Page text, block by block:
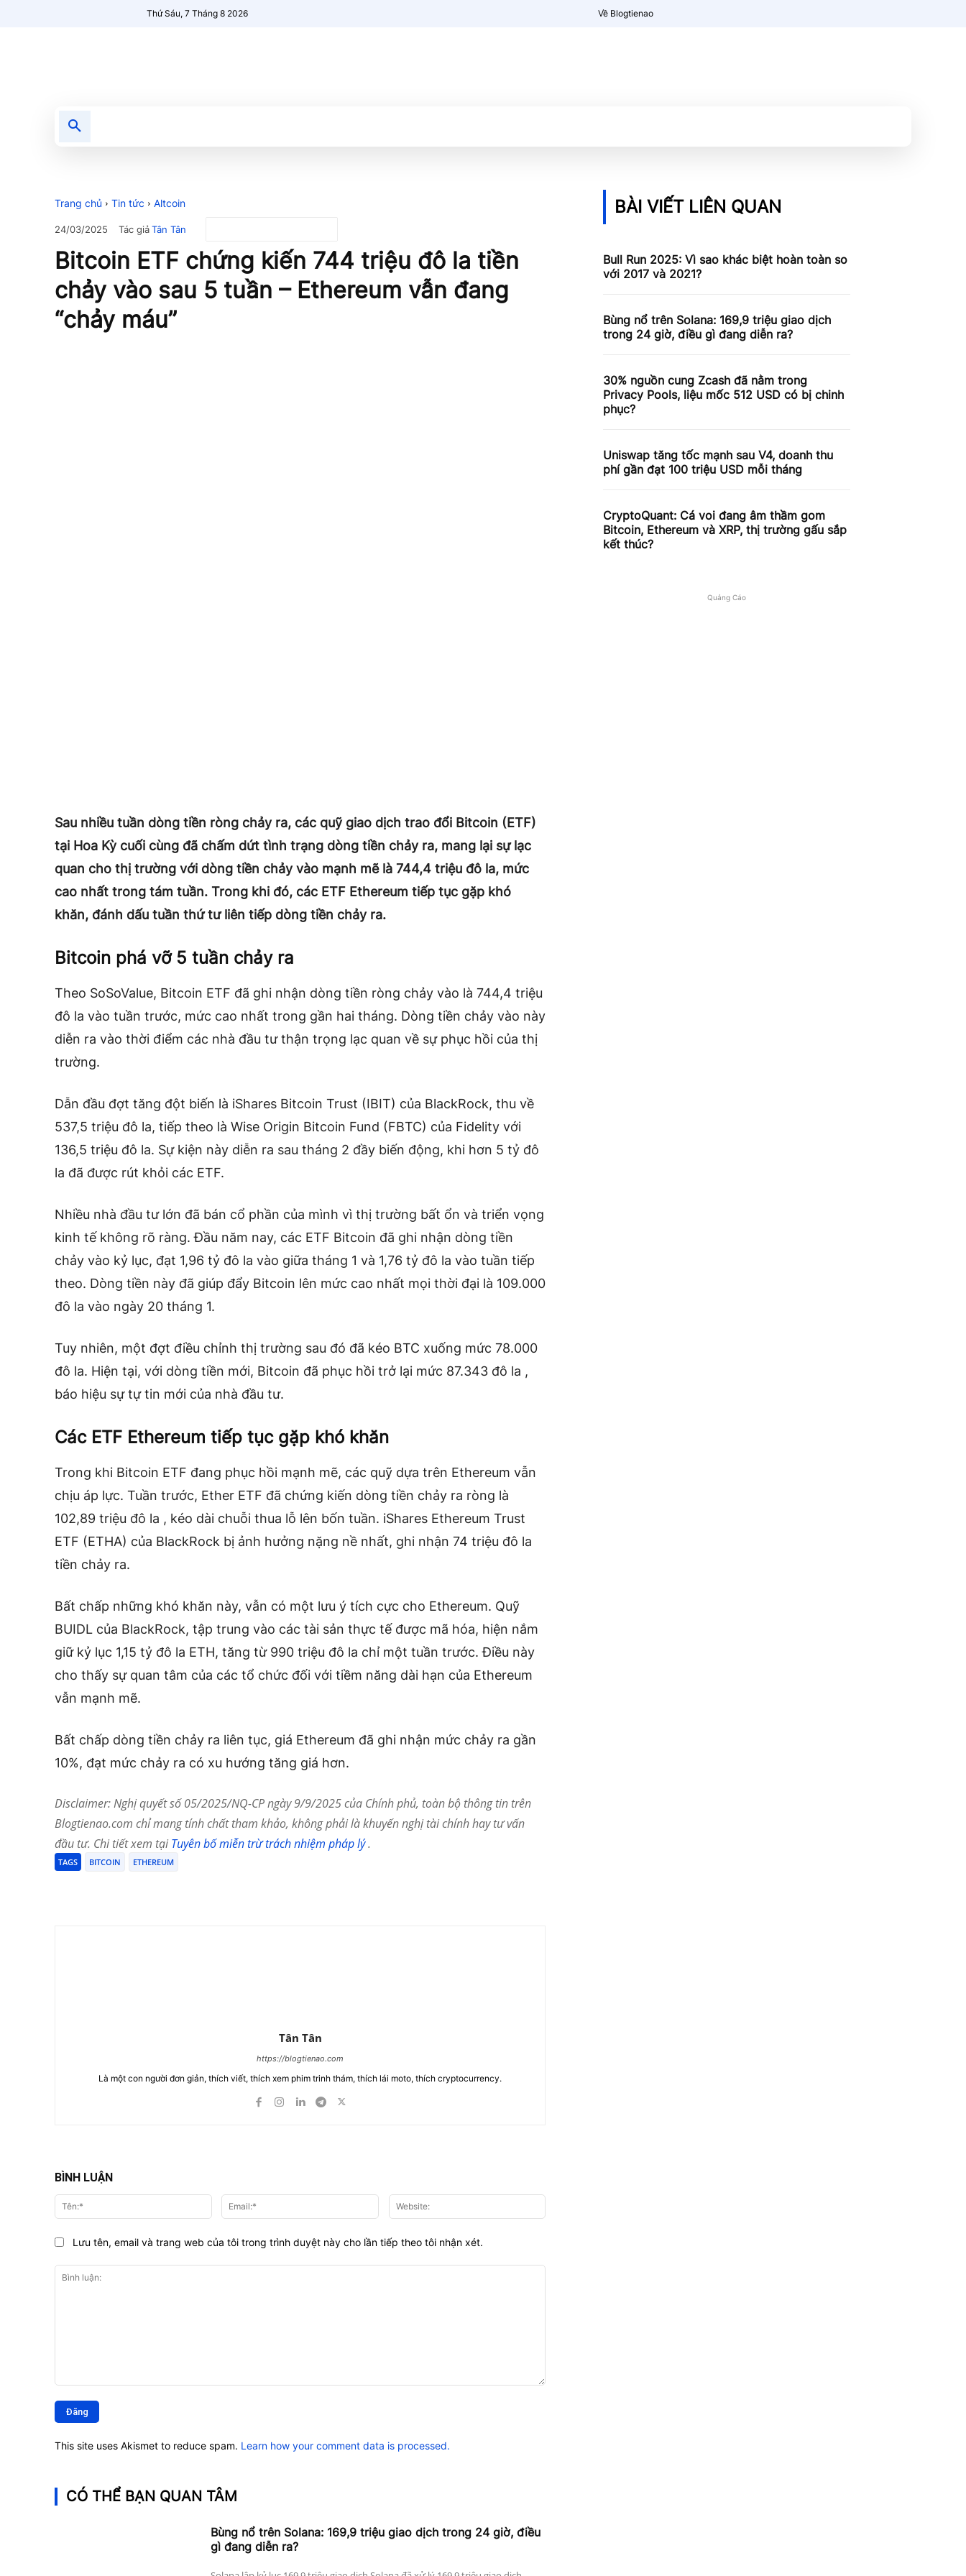
Thứ Sáu, 7 Tháng 8 2026 Về Blogtienao
Trang chủ Tin tức Altcoin
24/03/2025 Tác giảTân Tân
Bitcoin ETF chứng kiến ​​744 triệu đô la tiền
chảy vào sau 5 tuần – Ethereum vẫn đang
“chảy máu”
Sau nhiều tuần dòng tiền ròng chảy ra, các quỹ giao dịch trao đổi Bitcoin (ETF)
tại Hoa Kỳ cuối cùng đã chấm dứt tình trạng dòng tiền chảy ra, mang lại sự lạc
quan cho thị trường với dòng tiền chảy vào mạnh mẽ là 744,4 triệu đô la, mức
cao nhất trong tám tuần. Trong khi đó, các ETF Ethereum tiếp tục gặp khó
khăn, đánh dấu tuần thứ tư liên tiếp dòng tiền chảy ra.
Bitcoin phá vỡ 5 tuần chảy ra
Theo SoSoValue, Bitcoin ETF đã ghi nhận dòng tiền ròng chảy vào là 744,4 triệu
đô la vào tuần trước, mức cao nhất trong gần hai tháng. Dòng tiền chảy vào này
diễn ra vào thời điểm các nhà đầu tư thận trọng lạc quan về sự phục hồi của thị
trường.
Dẫn đầu đợt tăng đột biến là iShares Bitcoin Trust (IBIT) của BlackRock, thu về
537,5 triệu đô la, tiếp theo là Wise Origin Bitcoin Fund (FBTC) của Fidelity với
136,5 triệu đô la. Sự kiện này diễn ra sau tháng 2 đầy biến động, khi hơn 5 tỷ đô
la đã được rút khỏi các ETF.
Nhiều nhà đầu tư lớn đã bán cổ phần của mình vì thị trường bất ổn và triển vọng
kinh tế không rõ ràng. Đầu năm nay, các ETF Bitcoin đã ghi nhận dòng tiền
chảy vào kỷ lục, đạt 1,96 tỷ đô la vào giữa tháng 1 và 1,76 tỷ đô la vào tuần tiếp
theo. Dòng tiền này đã giúp đẩy Bitcoin lên mức cao nhất mọi thời đại là 109.000
đô la vào ngày 20 tháng 1.
Tuy nhiên, một đợt điều chỉnh thị trường sau đó đã kéo BTC xuống mức 78.000
đô la. Hiện tại, với dòng tiền mới, Bitcoin đã phục hồi trở lại mức 87.343 đô la ,
báo hiệu sự tự tin mới của nhà đầu tư.
Các ETF Ethereum tiếp tục gặp khó khăn
Trong khi Bitcoin ETF đang phục hồi mạnh mẽ, các quỹ dựa trên Ethereum vẫn
chịu áp lực. Tuần trước, Ether ETF đã chứng kiến ​​dòng tiền chảy ra ròng là
102,89 triệu đô la , kéo dài chuỗi thua lỗ lên bốn tuần. iShares Ethereum Trust
ETF (ETHA) của BlackRock bị ảnh hưởng nặng nề nhất, ghi nhận 74 triệu đô la
tiền chảy ra.
Bất chấp những khó khăn này, vẫn có một lưu ý tích cực cho Ethereum. Quỹ
BUIDL của BlackRock, tập trung vào các tài sản thực tế được mã hóa, hiện nắm
giữ kỷ lục 1,15 tỷ đô la ETH, tăng từ 990 triệu đô la chỉ một tuần trước. Điều này
cho thấy sự quan tâm của các tổ chức đối với tiềm năng dài hạn của Ethereum
vẫn mạnh mẽ.
Bất chấp dòng tiền chảy ra liên tục, giá Ethereum đã ghi nhận mức chảy ra gần
10%, đạt mức chảy ra có xu hướng tăng giá hơn.
Disclaimer: Nghị quyết số 05/2025/NQ-CP ngày 9/9/2025 của Chính phủ, toàn bộ thông tin trên
Blogtienao.com chỉ mang tính chất tham khảo, không phải là khuyến nghị tài chính hay tư vấn
đầu tư. Chi tiết xem tạiTuyên bố miễn trừ trách nhiệm pháp lý.
TAGS BITCOIN ETHEREUM
Tân Tân
https://blogtienao.com
Là một con người đơn giản, thích viết, thích xem phim trinh thám, thích lái moto, thích cryptocurrency.
BÌNH LUẬN
luận:
Tên:* Email:*
Lưu tên, email và trang web của tôi trong trình duyệt này cho lần tiếp theo tôi nhận xét.
This site uses Akismet to reduce spam. Learn how your comment data is processed.
CÓ THỂ BẠN QUAN TÂM
Bùng nổ trên Solana: 169,9 triệu giao dịch trong 24 giờ, điều
gì đang diễn ra?
BÀI VIẾT LIÊN QUAN
Bull Run 2025: Vì sao khác biệt hoàn toàn so
với 2017 và 2021?
Bùng nổ trên Solana: 169,9 triệu giao dịch
trong 24 giờ, điều gì đang diễn ra?
30% nguồn cung Zcash đã nằm trong
Privacy Pools, liệu mốc 512 USD có bị chinh
phục?
Uniswap tăng tốc mạnh sau V4, doanh thu
phí gần đạt 100 triệu USD mỗi tháng
CryptoQuant: Cá voi đang âm thầm gom
Bitcoin, Ethereum và XRP, thị trường gấu sắp
kết thúc?
Quảng Cáo